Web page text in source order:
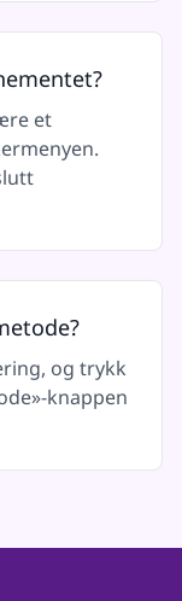
et
og trykk
knappen